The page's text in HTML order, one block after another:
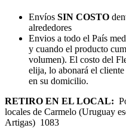
Envíos SIN COSTO
alrededores
Envios a todo el País
y cuando el producto
volumen). El costo del
elija, lo abonará el
en su domicilio.
RETIRO EN EL LOCAL:
locales de Carmelo (Uruguay
Artigas) 1083